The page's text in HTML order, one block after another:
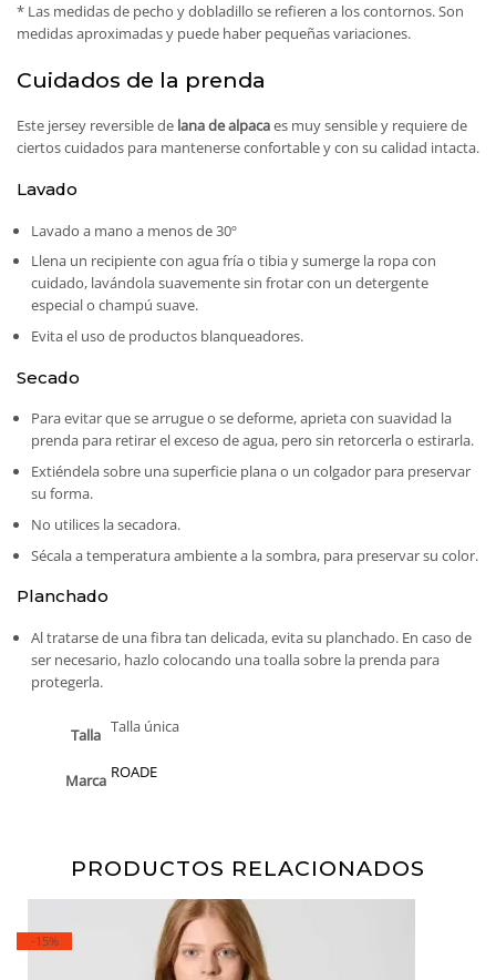
* Las medidas de pecho y dobladillo se refieren a los contornos. Son
medidas aproximadas y puede haber pequeñas variaciones.
Cuidados de la prenda
Este jersey reversible de lana de alpacaes muy sensible y requiere de
ciertos cuidados para mantenerse confortable y con su calidad intacta.
Lavado
Lavado a mano a menos de 30º
Llena un recipiente con agua fría o tibia y sumerge la ropa con
cuidado, lavándola suavemente sin frotar con un detergente
especial o champú suave.
Evita el uso de productos blanqueadores.
Secado
Para evitar que se arrugue o se deforme, aprieta con suavidad la
prenda para retirar el exceso de agua, pero sin retorcerla o estirarla.
Extiéndela sobre una superficie plana o un colgador para preservar
su forma.
No utilices la secadora.
Sécala a temperatura ambiente a la sombra, para preservar su color.
Planchado
Al tratarse de una fibra tan delicada, evita su planchado. En caso de
ser necesario, hazlo colocando una toalla sobre la prenda para
protegerla.
Talla Talla única
Marca ROADE
PRODUCTOS RELACIONADOS
-15%